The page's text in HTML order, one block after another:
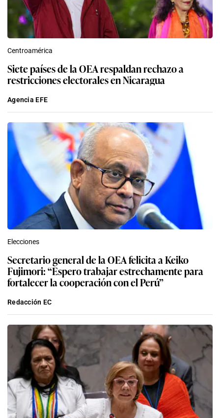
Centroamérica
Siete países de la OEA respaldan rechazo a
restricciones electorales en Nicaragua
Agencia EFE
Elecciones
Secretario general de la OEA felicita a Keiko
Fujimori: “Espero trabajar estrechamente para
fortalecer la cooperación con el Perú”
Redacción EC